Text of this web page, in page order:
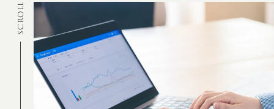
CREATION
MARKETING
SCROLL